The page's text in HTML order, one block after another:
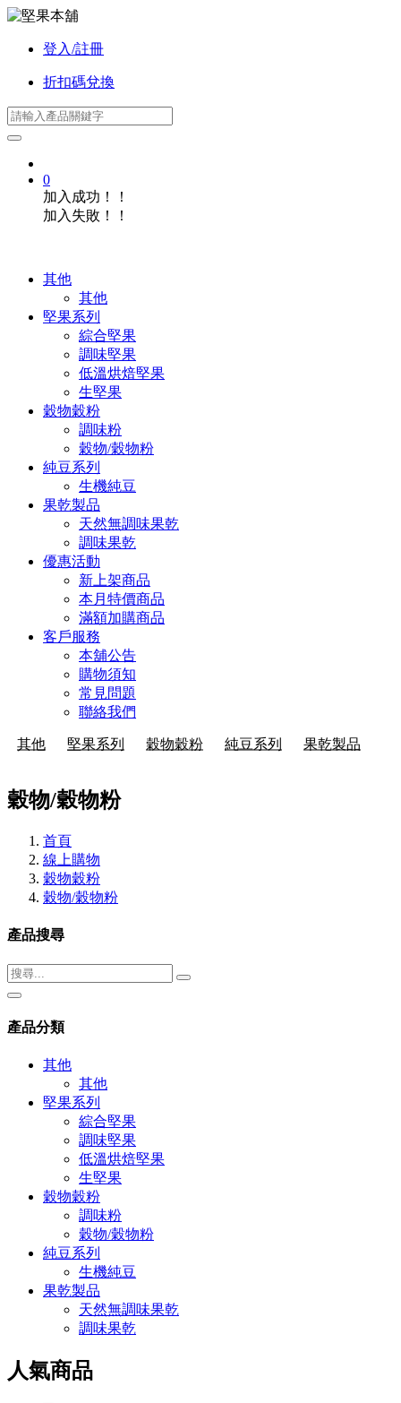
登入/註冊
折扣碼兌換
0
加入成功！！
加入失敗！！
其他
其他
堅果系列
綜合堅果
調味堅果
低溫烘焙堅果
生堅果
穀物穀粉
調味粉
穀物/穀物粉
純豆系列
生機純豆
果乾製品
天然無調味果乾
調味果乾
優惠活動
新上架商品
本月特價商品
滿額加購商品
客戶服務
本舖公告
購物須知
常見問題
聯絡我們
其他 堅果系列 穀物穀粉 純豆系列 果乾製品
穀物/穀物粉
首頁
線上購物
穀物穀粉
穀物/穀物粉
產品搜尋
產品分類
其他
其他
堅果系列
綜合堅果
調味堅果
低溫烘焙堅果
生堅果
穀物穀粉
調味粉
穀物/穀物粉
純豆系列
生機純豆
果乾製品
天然無調味果乾
調味果乾
人氣商品